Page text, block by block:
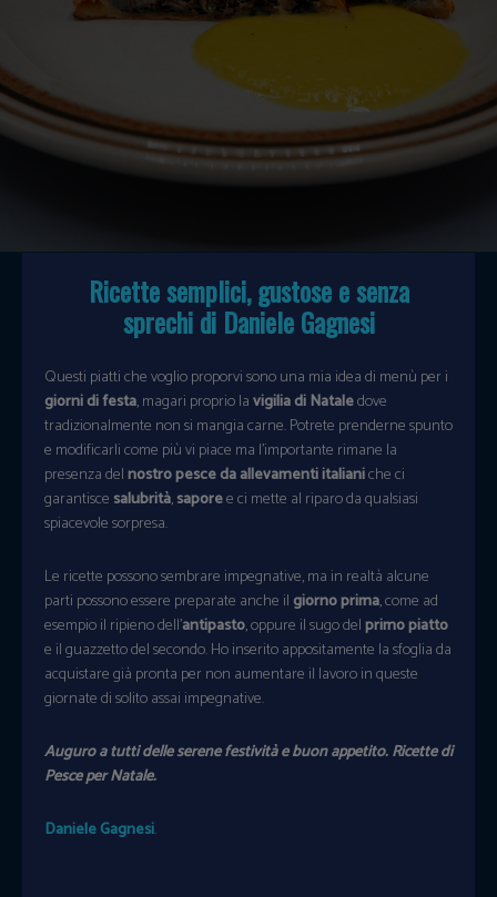
Ricette semplici, gustose e senza
sprechi di Daniele Gagnesi
Questi piatti che voglio proporvi sono una mia idea di menù per i
giorni di festa, magari proprio lavigilia di Nataledove
tradizionalmente non si mangia carne. Potrete prenderne spunto
e modificarli come più vi piace ma l’importante rimane la
presenza delnostro pesce da allevamenti italianiche ci
garantiscesalubrità,saporee ci mette al riparo da qualsiasi
spiacevole sorpresa.
Le ricette possono sembrare impegnative, ma in realtà alcune
parti possono essere preparate anche ilgiorno prima, come ad
esempio il ripieno dell’antipasto, oppure il sugo delprimo piatto
e il guazzetto del secondo. Ho inserito appositamente la sfoglia da
acquistare già pronta per non aumentare il lavoro in queste
giornate di solito assai impegnative.
Auguro a tutti delle serene festività e buon appetito. Ricette di
Pesce per Natale.
Daniele Gagnesi.